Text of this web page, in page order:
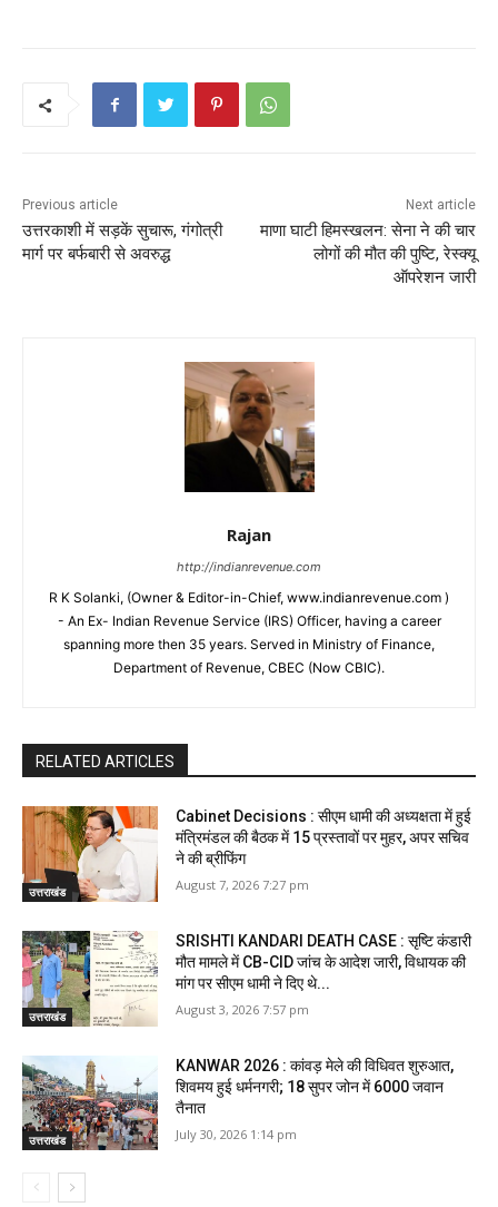
Previous article
उत्तरकाशी में सड़कें सुचारू, गंगोत्री
मार्ग पर बर्फबारी से अवरुद्ध
Next article
माणा घाटी हिमस्खलन: सेना ने की चार
लोगों की मौत की पुष्टि, रेस्क्यू
ऑपरेशन जारी
Rajan
http://indianrevenue.com
R K Solanki, (Owner & Editor-in-Chief, www.indianrevenue.com )
- An Ex- Indian Revenue Service (IRS) Officer, having a career
spanning more then 35 years. Served in Ministry of Finance,
Department of Revenue, CBEC (Now CBIC).
RELATED ARTICLES
उत्तराखंड
Cabinet Decisions : सीएम धामी की अध्यक्षता में हुई
मंत्रिमंडल की बैठक में 15 प्रस्तावों पर मुहर, अपर सचिव
ने की ब्रीफिंग
August 7, 2026 7:27 pm
उत्तराखंड
SRISHTI KANDARI DEATH CASE : सृष्टि कंडारी
मौत मामले में CB-CID जांच के आदेश जारी, विधायक की
मांग पर सीएम धामी ने दिए थे...
August 3, 2026 7:57 pm
उत्तराखंड
KANWAR 2026 : कांवड़ मेले की विधिवत शुरुआत,
शिवमय हुई धर्मनगरी; 18 सुपर जोन में 6000 जवान
तैनात
July 30, 2026 1:14 pm